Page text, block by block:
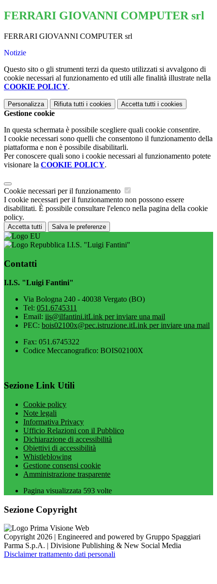
FERRARI GIOVANNI COMPUTER srl
FERRARI GIOVANNI COMPUTER srl
Notizie
Questo sito o gli strumenti terzi da questo utilizzati si avvalgono di
cookie necessari al funzionamento ed utili alle finalità illustrate nella
COOKIE POLICY.
Personalizza Rifiuta tutti i cookies Accetta tutti i cookies
Gestione cookie
In questa schermata è possibile scegliere quali cookie consentire.
I cookie necessari sono quelli che consentono il funzionamento della
piattaforma e non è possibile disabilitarli.
Per conoscere quali sono i cookie necessari al funzionamento potete
visionare la COOKIE POLICY.
Cookie necessari per il funzionamento
I cookie necessari per il funzionamento non possono essere
disabilitati. È possibile consultare l'elenco nella pagina della cookie
policy.
Accetta tutti Salva le preferenze
I.I.S. "Luigi Fantini"
Contatti
I.I.S. "Luigi Fantini"
Via Bologna 240 - 40038 Vergato (BO)
Tel: 051.6745311
Email: iis@ilfantini.itLink per inviare una mail
PEC: bois02100x@pec.istruzione.itLink per inviare una mail
Fax: 051.6745322
Codice Meccanografico: BOIS02100X
Sezione Link Utili
Cookie policy
Note legali
Informativa Privacy
Ufficio Relazioni con il Pubblico
Dichiarazione di accessibilità
Obiettivi di accessibilità
Whistleblowing
Gestione consensi cookie
Amministrazione trasparente
Pagina visualizzata 593 volte
Sezione Copyright
Copyright 2026 | Engineered and powered by Gruppo Spaggiari
Parma S.p.A. | Divisione Publishing & New Social Media
Disclaimer trattamento dati personali